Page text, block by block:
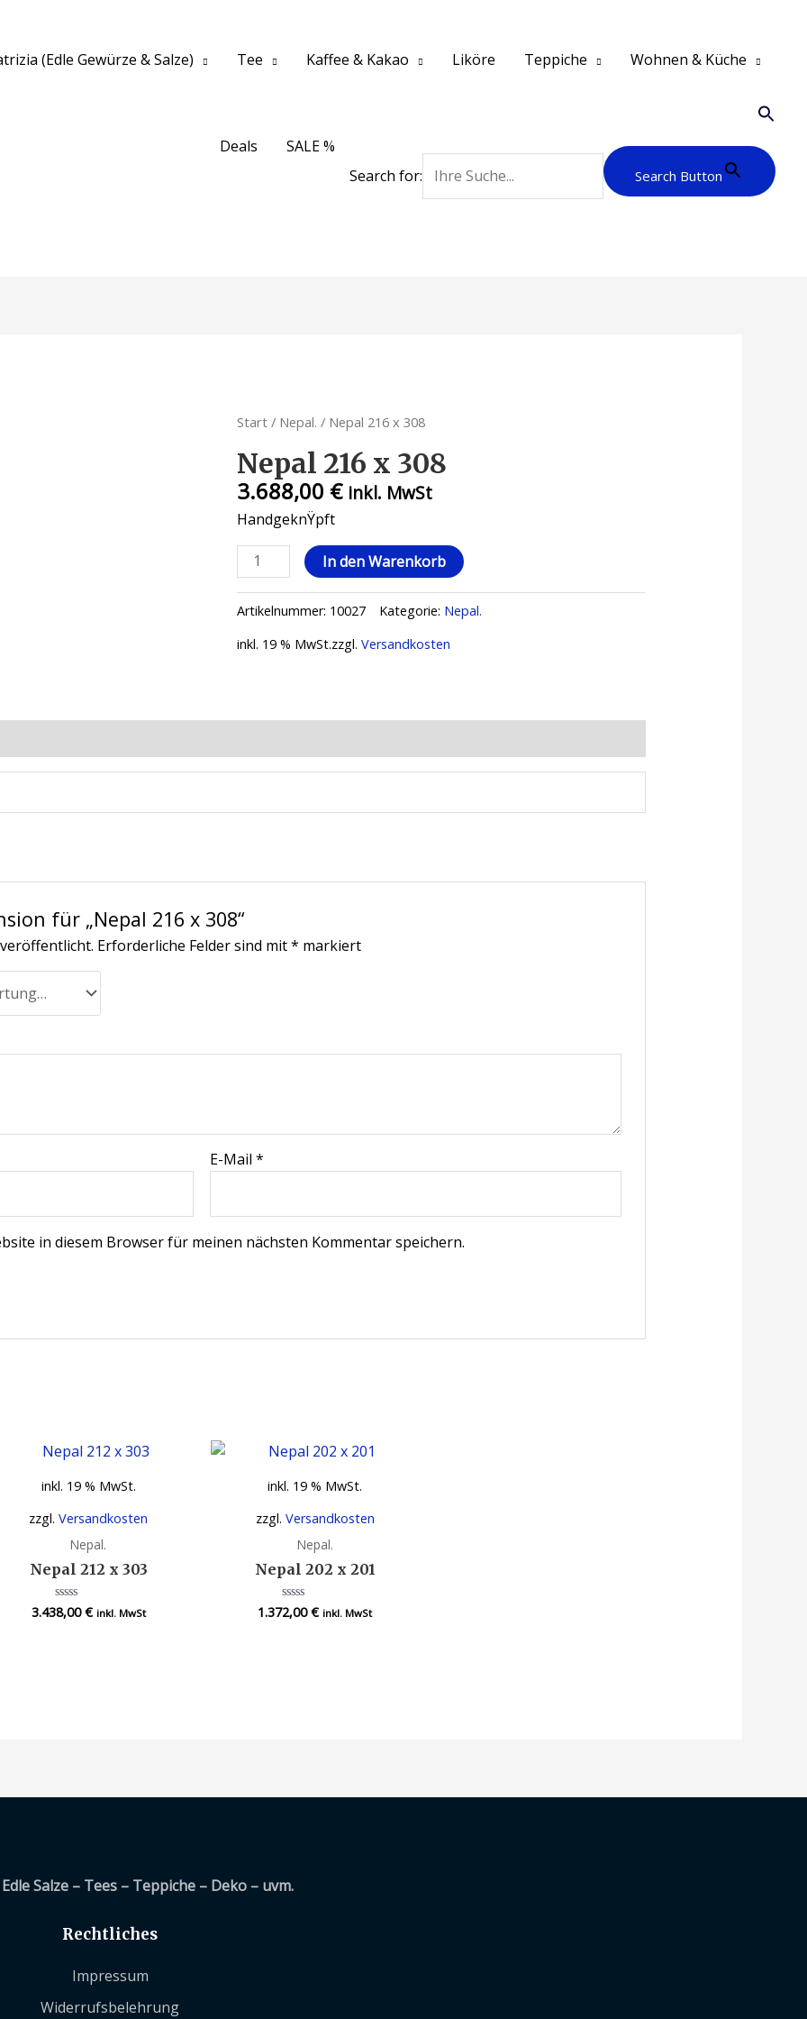
(Edle Gewürze & Salze) Tee Kaffee & Kakao Liköre Teppiche Wohnen & Küche
Deals
SALE %
Search for:
Search Button
Start / Nepal. / Nepal 216 x 308
Nepal 216 x 308
3.688,00 € inkl. MwSt
HandgeknŸpft
Nepal
216
x
308
Menge
In den Warenkorb
Artikelnummer: 10027 Kategorie: Nepal.
inkl. 19 % MwSt.zzgl.Versandkosten
für „Nepal 216 x 308“
Erforderliche Felder sind mit* markiert
E-Mail*
in diesem Browser für meinen nächsten Kommentar speichern.
inkl. 19 % MwSt.
zzgl.Versandkosten
Nepal.
Nepal 212 x 303
Bewertet
mit
3.438,00€ inkl. MwSt
inkl. 19 % MwSt.
zzgl. Versandkosten
Nepal.
Nepal 202 x 201
Bewertet
mit
1.372,00€ inkl. MwSt
Salze – Tees – Teppiche – Deko – uvm.
Rechtliches
Impressum
Widerrufsbelehrung